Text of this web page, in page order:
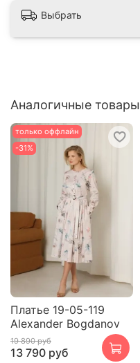
Выбрать
Аналогичные товары
только оффлайн
-31%
Платье 19-05-119
Alexander Bogdanov
19 890 руб
13 790 руб